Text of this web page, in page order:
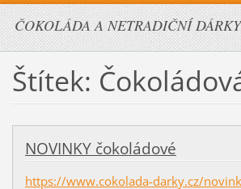
ČOKOLÁDA A NETRADIČNÍ DÁRKY
Štítek:
NOVINKY čokoládové
https://www.cokolada-darky.cz/